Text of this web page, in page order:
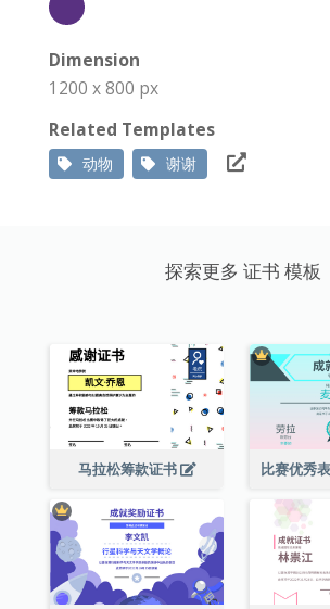
Dimension
1200 x 800 px
Related Templates
动物 谢谢
探索更多 证书 模板
马拉松筹款证书